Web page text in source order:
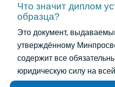
Что значит диплом
образца?
Это документ,
утверждённому
содержит все
юридическую силу на